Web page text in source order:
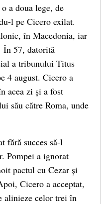
a doua lege, de
l pe Cicero exilat.
în Macedonia, iar
57, datorită
a tribunului Titus
4 august. Cicero a
acea zi și a fost
său către Roma, unde
fără succes să-l
Pompei a ignorat
pactul cu Cezar și
Cicero a acceptat,
alinieze celor trei în